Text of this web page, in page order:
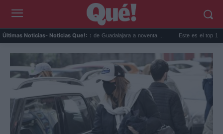
Últimas Noticias- Noticias Que!:
La ruta de los castillos de Guadalajara a noventa ... Este es el top 10 de